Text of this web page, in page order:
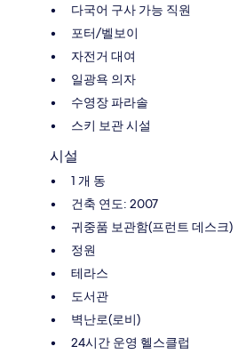
다국어 구사 가능 직원
포터/벨보이
자전거 대여
일광욕 의자
수영장 파라솔
스키 보관 시설
시설
1 개 동
건축 연도: 2007
귀중품 보관함(프런트 데스크)
정원
테라스
도서관
벽난로(로비)
24시간 운영 헬스클럽